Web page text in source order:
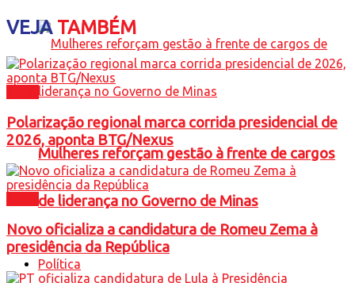
Mulheres reforçam gestão à frente de cargos
de liderança no Governo de Minas
Política
VEJATAMBÉM
Polarização regional marca corrida presidencial de
2026, aponta BTG/Nexus
Novo oficializa a candidatura de Romeu Zema à
presidência da República